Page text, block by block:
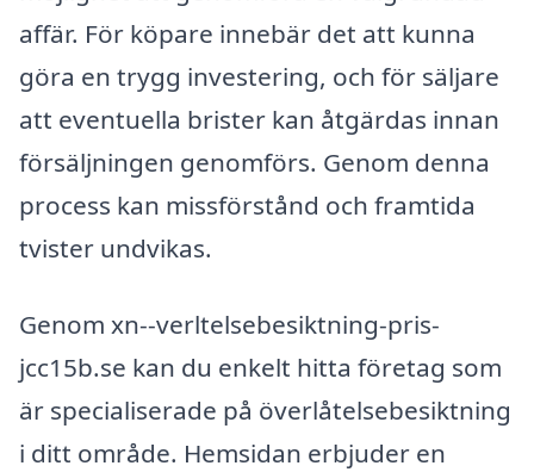
affär. För köpare innebär det att kunna
göra en trygg investering, och för säljare
att eventuella brister kan åtgärdas innan
försäljningen genomförs. Genom denna
process kan missförstånd och framtida
tvister undvikas.
Genom xn--verltelsebesiktning-pris-
jcc15b.se kan du enkelt hitta företag som
är specialiserade på överlåtelsebesiktning
i ditt område. Hemsidan erbjuder en